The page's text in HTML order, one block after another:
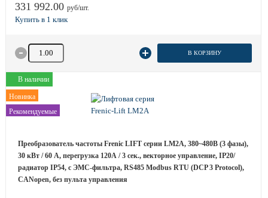
331 992.00 руб/шт.
Количество товара В КОРЗИНУ
В наличии
Новинка
Рекомендуемые
Преобразователь частоты Frenic LIFT серии LM2A, 380~480B (3 фазы),
30 кВт / 60 A, перегрузка 120А / 3 сек., векторное управление, IP20/
радиатор IP54, с ЭМС-фильтра, RS485 Modbus RTU (DCP 3 Protocol),
CANopen, без пульта управления